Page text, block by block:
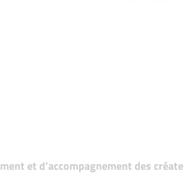
et d’accompagnement des